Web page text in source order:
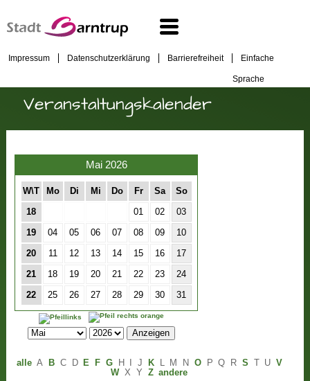
Impressum Datenschutzerklärung Barrierefreiheit Einfache
Sprache
Veranstaltungskalender
Mai 2026
W\T Mo Di Mi Do Fr Sa So
18 01 02 03
19 04 05 06 07 08 09 10
20 11 12 13 14 15 16 17
21 18 19 20 21 22 23 24
22 25 26 27 28 29 30 31
alle A B C D E F G H J K L M N O P Q R S U V
W X Y Z andere